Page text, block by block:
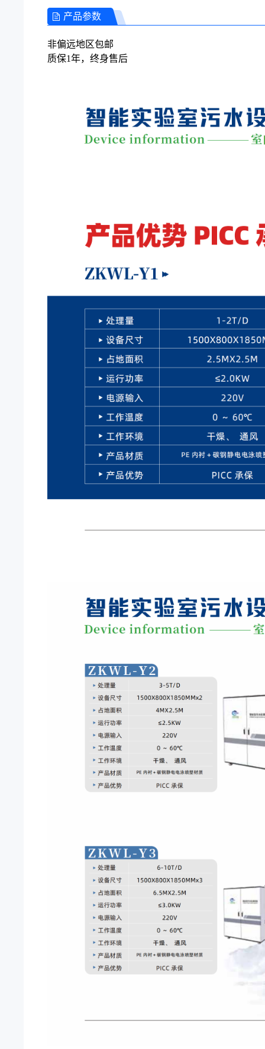
产品参数
非偏远地区包邮
质保1年，终身售后